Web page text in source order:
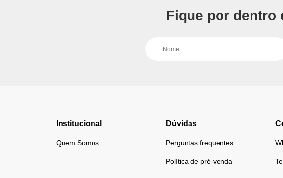
Fique por dentro
Institucional
Quem Somos
Dúvidas
Perguntas frequentes
Política de pré-venda